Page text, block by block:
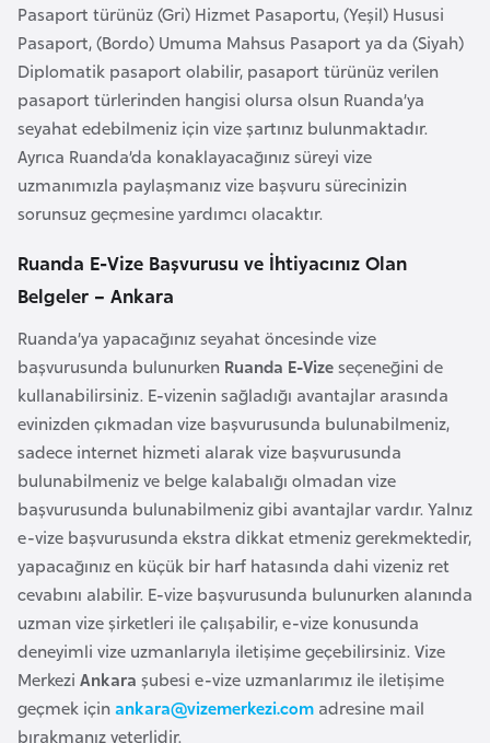
Pasaport türünüz (Gri) Hizmet Pasaportu, (Yeşil) Hususi
Pasaport, (Bordo) Umuma Mahsus Pasaport ya da (Siyah)
Diplomatik pasaport olabilir, pasaport türünüz verilen
pasaport türlerinden hangisi olursa olsun Ruanda’ya
seyahat edebilmeniz için vize şartınız bulunmaktadır.
Ayrıca Ruanda’da konaklayacağınız süreyi vize
uzmanımızla paylaşmanız vize başvuru sürecinizin
sorunsuz geçmesine yardımcı olacaktır.
Ruanda E-Vize Başvurusu ve İhtiyacınız Olan
Belgeler – Ankara
Ruanda’ya yapacağınız seyahat öncesinde vize
başvurusunda bulunurken Ruanda E-Vizeseçeneğini de
kullanabilirsiniz. E-vizenin sağladığı avantajlar arasında
evinizden çıkmadan vize başvurusunda bulunabilmeniz,
sadece internet hizmeti alarak vize başvurusunda
bulunabilmeniz ve belge kalabalığı olmadan vize
başvurusunda bulunabilmeniz gibi avantajlar vardır. Yalnız
e-vize başvurusunda ekstra dikkat etmeniz gerekmektedir,
yapacağınız en küçük bir harf hatasında dahi vizeniz ret
cevabını alabilir. E-vize başvurusunda bulunurken alanında
uzman vize şirketleri ile çalışabilir, e-vize konusunda
deneyimli vize uzmanlarıyla iletişime geçebilirsiniz. Vize
Merkezi Ankara şubesi e-vize uzmanlarımız ile iletişime
geçmek içinankara@vizemerkezi.com adresine mail
bırakmanız yeterlidir.
s
k
B
l
g
r
i
s
t
a
n
B
u
r
k
i
n
a